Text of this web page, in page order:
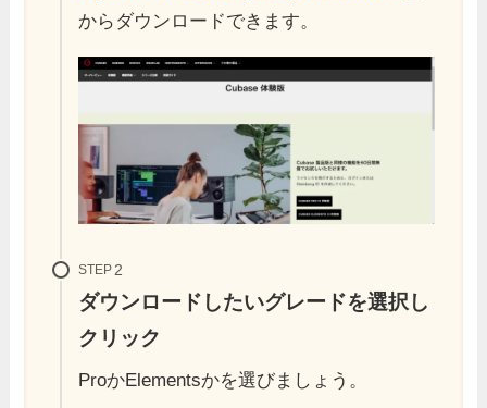
からダウンロードできます。
STEP
ダウンロードしたいグレードを選択し
クリック
ProかElementsかを選びましょう。